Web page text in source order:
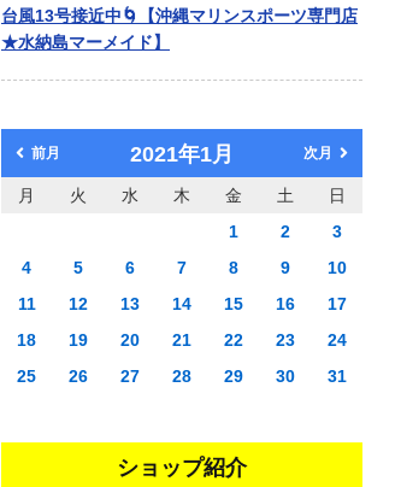
台風13号接近中🌀【沖縄マリンスポーツ専門店
★水納島マーメイド】
前月 2021年1月 次月
月 火 水 木 金 土
日
1
2
3
4
5 6 7 8 9
10
11
12 13 14 15 16
17
18
19 20 21 22 23
24
25
26 27 28 29 30 31
ショップ紹介